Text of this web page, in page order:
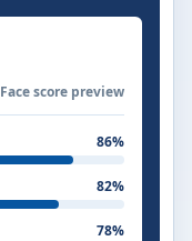
Face score preview
86%
82%
78%